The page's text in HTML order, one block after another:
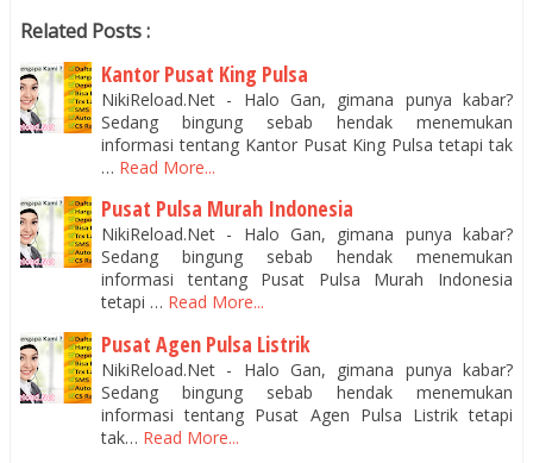
Related Posts :
Kantor Pusat King Pulsa
NikiReload.Net - Halo Gan, gimana punya kabar?
Sedang bingung sebab hendak menemukan
informasi tentang Kantor Pusat King Pulsa tetapi tak
… Read More...
Pusat Pulsa Murah Indonesia
NikiReload.Net - Halo Gan, gimana punya kabar?
Sedang bingung sebab hendak menemukan
informasi tentang Pusat Pulsa Murah Indonesia
tetapi … Read More...
Pusat Agen Pulsa Listrik
NikiReload.Net - Halo Gan, gimana punya kabar?
Sedang bingung sebab hendak menemukan
informasi tentang Pusat Agen Pulsa Listrik tetapi
tak… Read More...